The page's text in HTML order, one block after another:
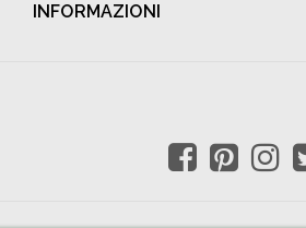
INFORMAZIONI
Resi e Rimborsi